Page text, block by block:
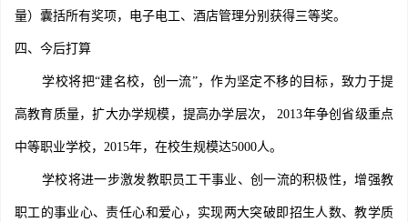
量）囊括所有奖项，电子电工、酒店管理分别获得三等奖。
四、今后打算
学校将把“建名校，创一流”，作为坚定不移的目标，致力于提
高教育质量，扩大办学规模，提高办学层次， 2013年争创省级重点
中等职业学校，2015年，在校生规模达5000人。
学校将进一步激发教职员工干事业、创一流的积极性，增强教
职工的事业心、责任心和爱心，实现两大突破即招生人数、教学质